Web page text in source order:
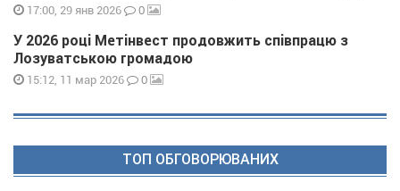
17:00, 29 янв 2026 0
У 2026 році Метінвест продовжить співпрацю з
Лозуватською громадою
15:12, 11 мар 2026 0
ТОП ОБГОВОРЮВАНИХ